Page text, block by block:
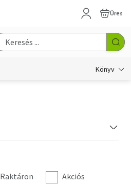
Üres
Könyv
Raktáron Akciós